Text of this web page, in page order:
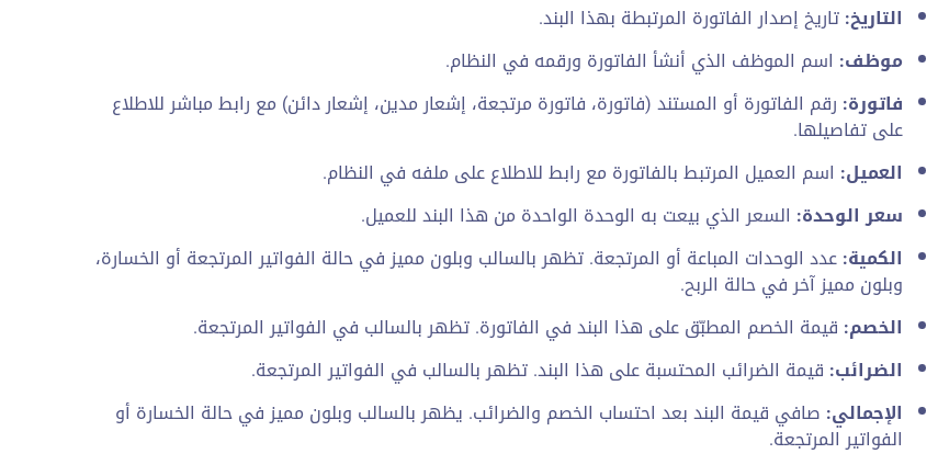
التاريخ:تاريخ إصدار الفاتورة المرتبطة بهذا البند.
موظف: اسم الموظف الذي أنشأ الفاتورة ورقمه في النظام.
فاتورة: رقم الفاتورة أو المستند (فاتورة، فاتورة مرتجعة، إشعار مدين، إشعار دائن) مع رابط مباشر للاطلاع
على تفاصيلها.
العميل: اسم العميل المرتبط بالفاتورة مع رابط للاطلاع على ملفه في النظام.
سعر الوحدة: السعر الذي بيعت به الوحدة الواحدة من هذا البند للعميل.
الكمية:عدد الوحدات المباعة أو المرتجعة. تظهر بالسالب وبلون مميز في حالة الفواتير المرتجعة أو الخسارة،
وبلون مميز آخر في حالة الربح.
الخصم: قيمة الخصم المطبّق على هذا البند في الفاتورة. تظهر بالسالب في الفواتير المرتجعة.
الضرائب: قيمة الضرائب المحتسبة على هذا البند. تظهر بالسالب في الفواتير المرتجعة.
الإجمالي: صافي قيمة البند بعد احتساب الخصم والضرائب. يظهر بالسالب وبلون مميز في حالة الخسارة أو
الفواتير المرتجعة.